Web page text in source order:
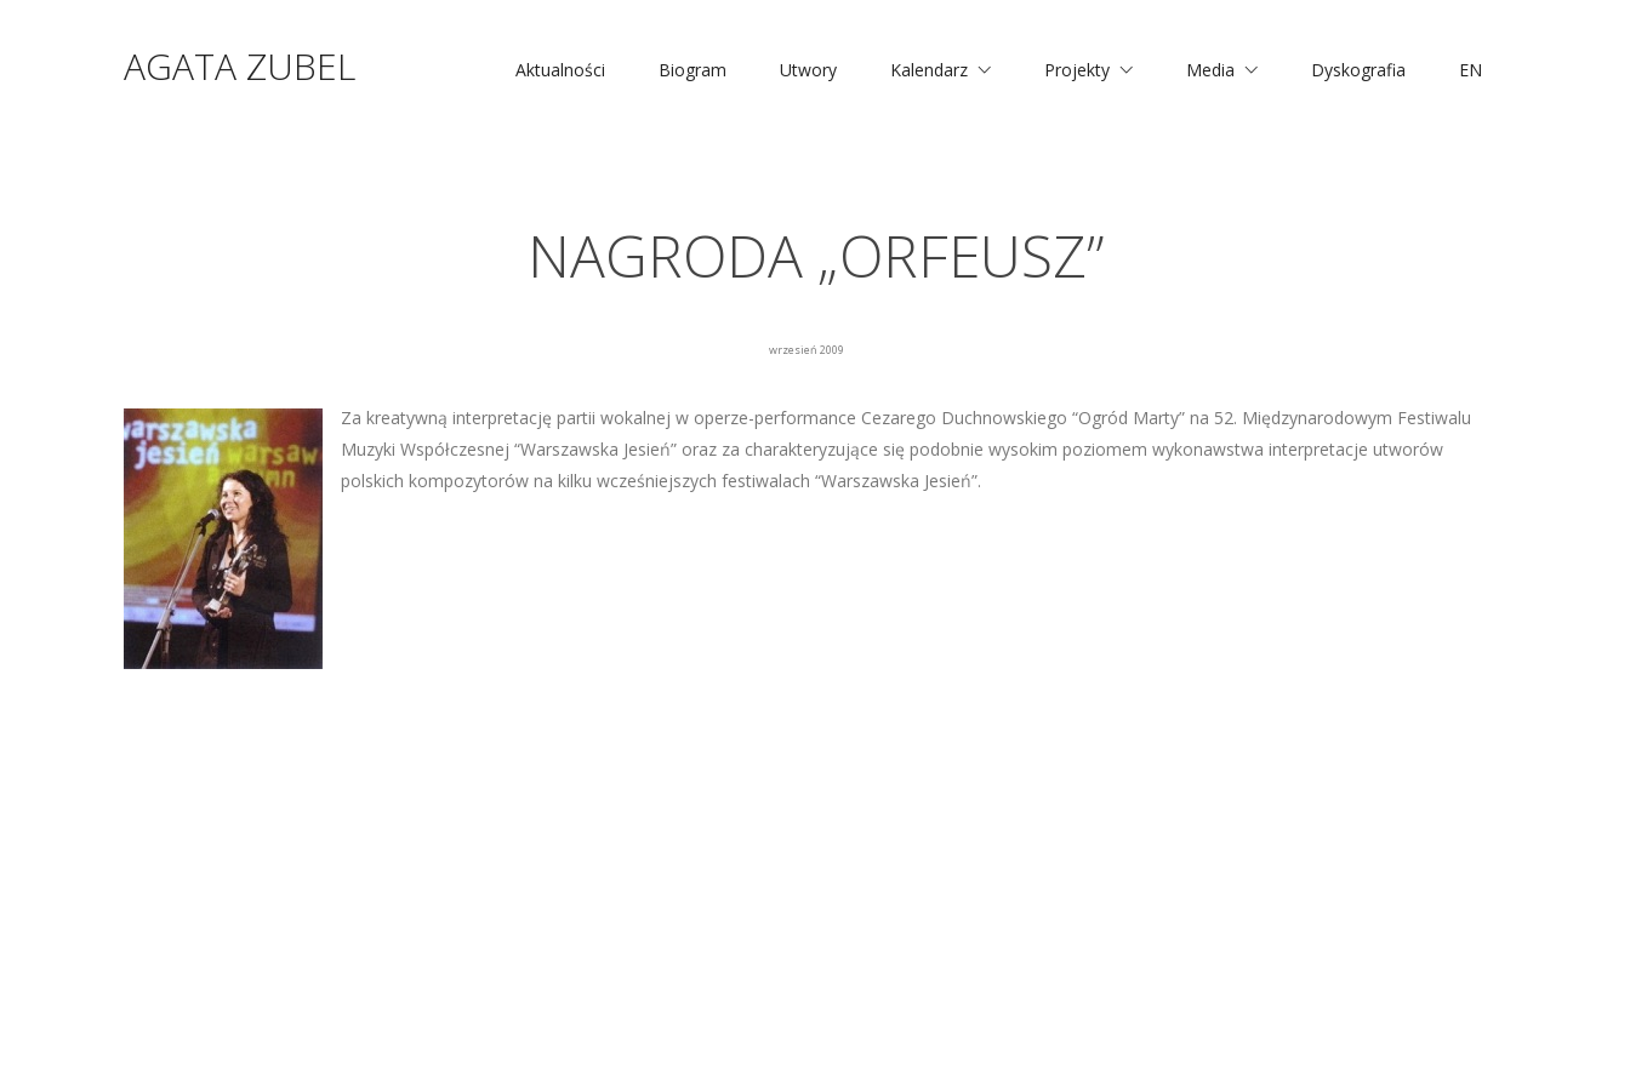
AGATA ZUBEL Aktualności Biogram Utwory Kalendarz Projekty Media Dyskografia EN
NAGRODA „ORFEUSZ”
wrzesień 2009
Za kreatywną interpretację partii wokalnej w operze-performance Cezarego Duchnowskiego “Ogród Marty” na 52. Międzynarodowym Festiwalu
Muzyki Współczesnej “Warszawska Jesień” oraz za charakteryzujące się podobnie wysokim poziomem wykonawstwa interpretacje utworów
polskich kompozytorów na kilku wcześniejszych festiwalach “Warszawska Jesień”.